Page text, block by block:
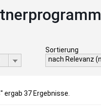
Sortierung
nach Relevanz
" ergab 37 Ergebnisse.